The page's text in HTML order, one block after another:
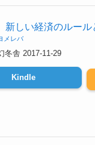
しい経済のルール
メレバ
冬舎 2017-11-29
Kindle